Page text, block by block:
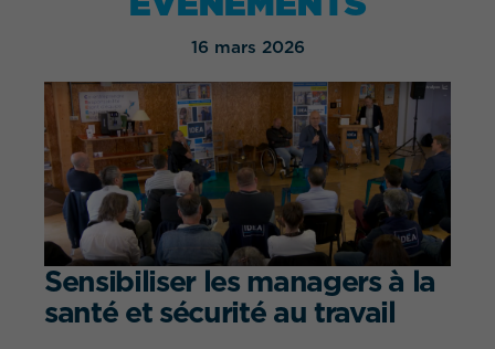
Nous rejoindre Espace Presse
QUEL EST VOTRE BESOIN ?
16 mars 2026
Sensibiliser les managers à la
santé et sécurité au travail